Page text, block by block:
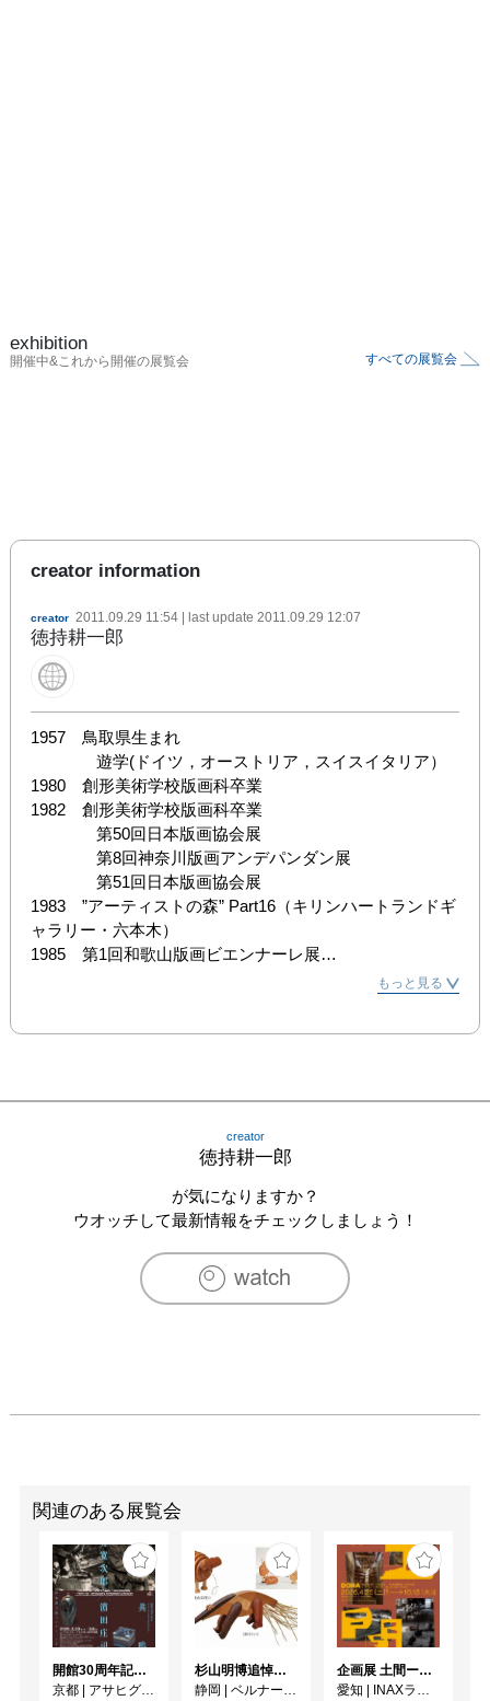
exhibition
開催中&これから開催の展覧会 すべての展覧会
creator information
creator 2011.09.29 11:54 | last update 2011.09.29 12:07
徳持耕一郎
1957　鳥取県生まれ
遊学(ドイツ，オーストリア，スイスイタリア）
1980　創形美術学校版画科卒業
1982　創形美術学校版画科卒業
第50回日本版画協会展
第8回神奈川版画アンデパンダン展
第51回日本版画協会展
1983　”アーティストの森” Part16（キリンハートランドギ
ャラリー・六本木）
1985　第1回和歌山版画ビエンナーレ展
1986　第8回フレヘン国際版画トリエンナーレ展（ドイ
にて個展」）
1990　個展「私の出会った音楽家達 （アートサロ
1993　鉄筋彫刻に目覚める
個展「私の出会った音楽家達　Vol. 6 （神戸／ギ
1996　「橋 (BRIDGE) 」5人展 ( Bronx River Art Center &
個展「FIGURES」（鳥取・ギャラリー槐）
個展「FIGURES 4」（東京・銀座「伊東屋」）
2004　「MOCAMBO展」に出品（横浜・赤レンガ倉庫）
「アートメッセ2004」（大阪･ホテル・センチュ
リーハイアット）
「ジェレミー・スタイグ＆徳持耕一郎アート２人
展」（横浜・有隣堂書店本店ギャラリー）
2004-2006　鳥取・神戸・大阪・東京・横浜等で個展多数
もっと見る
creator
徳持耕一郎
が気になりますか？
ウオッチして最新情報をチェックしましょう！
関連のある展覧会
開館30周年記念 山本爲三郎・河井寬次郎没後60年記念 「共鳴 河井寬次郎 × 濱田庄司 ー山本爲三郎コレクションより」
京都 | アサヒグループ大山崎山荘美術館
杉山明博追悼展 木とわたし―木工の妙技と美術教育
静岡 | ベルナール・ビュフェ美術館
企画展 土間ーつくって、つかって、再発見ー
愛知 | INAXライブミュージアム